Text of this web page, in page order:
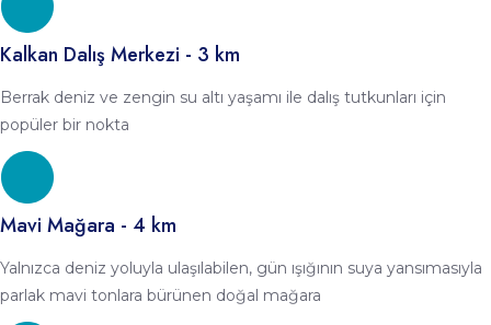
Kalkan Dalış Merkezi - 3 km
Berrak deniz ve zengin su altı yaşamı ile dalış tutkunları için
popüler bir nokta
Mavi Mağara - 4 km
Yalnızca deniz yoluyla ulaşılabilen, gün ışığının suya yansımasıyla
parlak mavi tonlara bürünen doğal mağara